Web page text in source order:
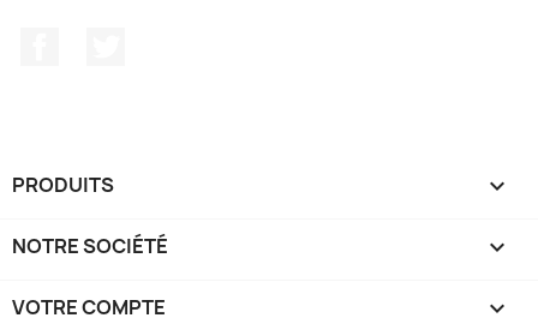
PRODUITS 
NOTRE SOCIÉTÉ 
VOTRE COMPTE 